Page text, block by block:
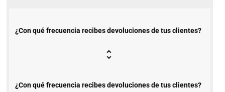
¿Con qué frecuencia recibes devoluciones de tus clientes?
¿Con qué frecuencia recibes devoluciones de tus clientes?